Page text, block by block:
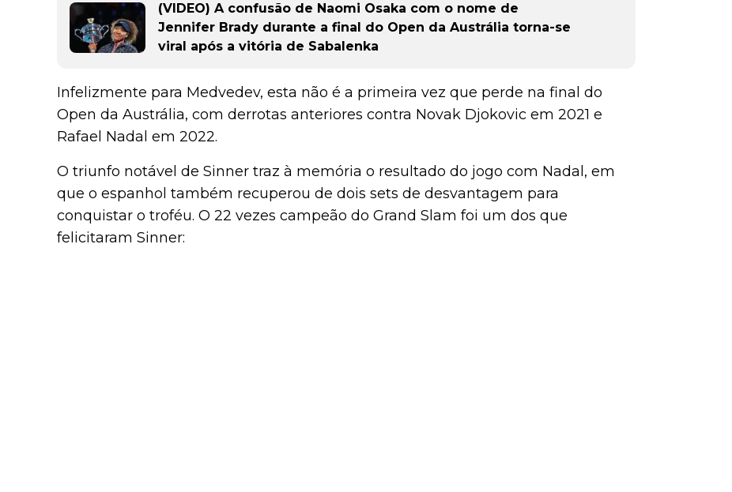
(VIDEO) A confusão de Naomi Osaka com o nome de
Jennifer Brady durante a final do Open da Austrália torna-se
viral após a vitória de Sabalenka
Infelizmente para Medvedev, esta não é a primeira vez que perde na final do
Open da Austrália, com derrotas anteriores contra Novak Djokovic em 2021 e
Rafael Nadal em 2022.
O triunfo notável de Sinner traz à memória o resultado do jogo com Nadal, em
que o espanhol também recuperou de dois sets de desvantagem para
conquistar o troféu. O 22 vezes campeão do Grand Slam foi um dos que
felicitaram Sinner: